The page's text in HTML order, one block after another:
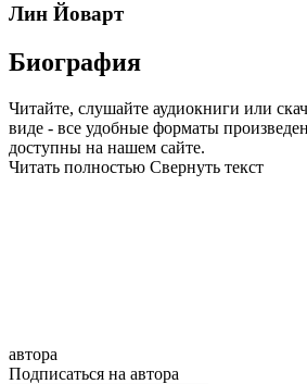
Лин Йоварт
Биография
Читайте, слушайте аудиокниги или
виде - все удобные форматы
доступны на нашем сайте.
Читать полностью Свернуть текст
автора
Подписаться на автора